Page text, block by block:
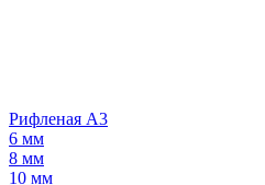
Рифленая А3
6 мм
8 мм
10 мм